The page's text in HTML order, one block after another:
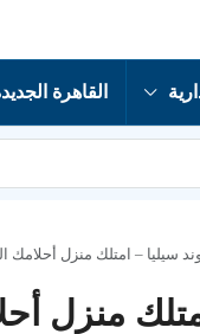
القاهرة
سيليا – امتلك منزل أحلامك
منزل